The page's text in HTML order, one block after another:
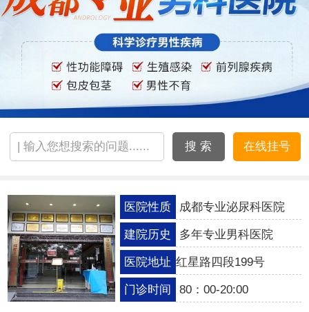
搜 索 在线挂号
医院性质 成都专业泌尿科医院
建院历史 多年专业男科医院
医院地址 红星路四段199号
门诊时间 80：00-20:00